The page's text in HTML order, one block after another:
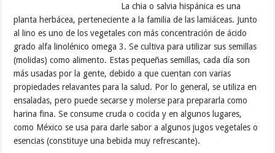
La chia o salvia hispánica es una
planta herbácea, perteneciente a la familia de las lamiáceas. Junto
al lino es uno de los vegetales con más concentración de ácido
grado alfa linolénico omega 3. Se cultiva para utilizar sus semillas
(molidas) como alimento. Estas pequeñas semillas, cada día son
más usadas por la gente, debido a que cuentan con varias
propiedades relavantes para la salud. Por lo general, se utiliza en
ensaladas, pero puede secarse y molerse para prepararla como
harina fina. Se consume cruda o cocida y en algunos lugares,
como México se usa para darle sabor a algunos jugos vegetales o
esencias (constituye una bebida muy refrescante).